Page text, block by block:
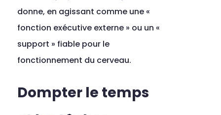
donne, en agissant comme une «
fonction exécutive externe » ou un «
support » fiable pour le
fonctionnement du cerveau.
Dompter le temps